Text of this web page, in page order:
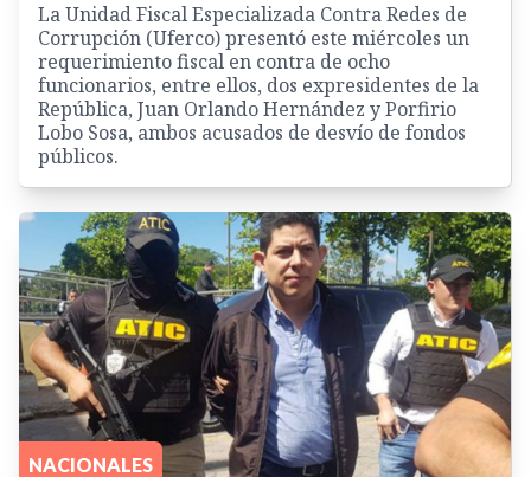
La Unidad Fiscal Especializada Contra Redes de
Corrupción (Uferco) presentó este miércoles un
requerimiento fiscal en contra de ocho
funcionarios, entre ellos, dos expresidentes de la
República, Juan Orlando Hernández y Porfirio
Lobo Sosa, ambos acusados de desvío de fondos
públicos.
NACIONALES